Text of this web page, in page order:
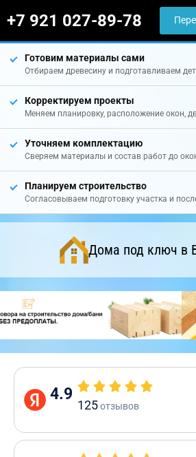
+7 921 027-89-78
Готовим материалы сами
Отбираем древесину и подготавливаем
Корректируем проекты
Меняем планировку, расположение окон,
Уточняем комплектацию
Сверяем материалы и состав работ до
Планируем строительство
Согласовываем подготовку участка и
Дома под ключ в
4.9
125отзывов